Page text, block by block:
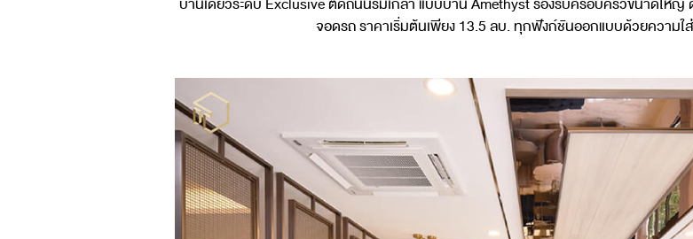
บ้านเดี่ยวระดับ Exclusive ติดถนนร่มเกล้า แบบบ้าน Amethyst รองรับครอบครัวขนาดให
จอดรถ ราคาเริ่มต้นเพียง 13.5 ลบ. ทุกฟังก์ชันออกแบบด้วยความใ